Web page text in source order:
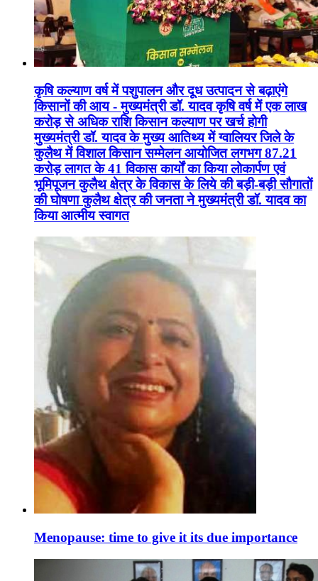
कृषि कल्याण वर्ष में पशुपालन और दूध उत्पादन से बढ़ाएंगे
किसानों की आय - मुख्यमंत्री डॉ. यादव कृषि वर्ष में एक लाख
करोड़ से अधिक राशि किसान कल्याण पर खर्च होगी
मुख्यमंत्री डॉ. यादव के मुख्य आतिथ्य में ग्वालियर जिले के
कुलैथ में विशाल किसान सम्मेलन आयोजित लगभग 87.21
करोड़ लागत के 41 विकास कार्यों का किया लोकार्पण एवं
भूमिपूजन कुलैथ क्षेत्र के विकास के लिये की बड़ी-बड़ी सौगातों
की घोषणा कुलैथ क्षेत्र की जनता ने मुख्यमंत्री डॉ. यादव का
किया आत्मीय स्वागत
Menopause: time to give it its due importance